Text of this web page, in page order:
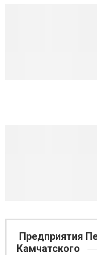
Предприятия
Камчатского